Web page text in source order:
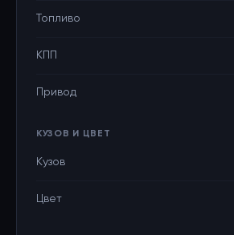
Топливо
КПП
Привод
КУЗОВ И ЦВЕТ
Кузов
Цвет